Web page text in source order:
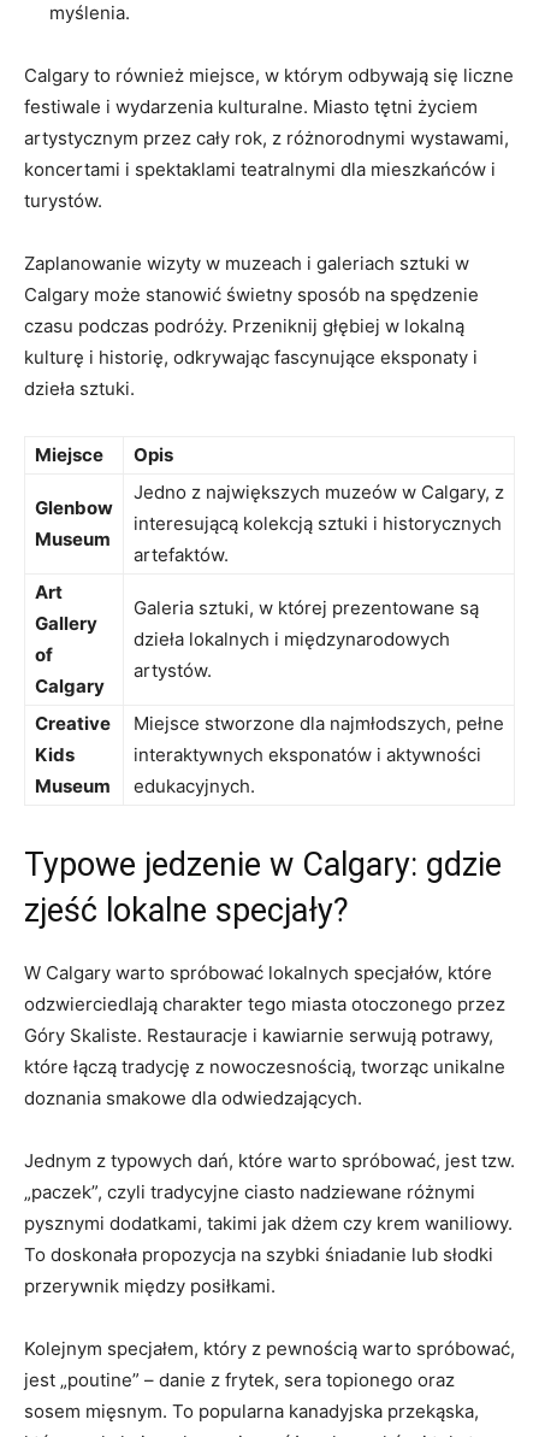
myślenia.
Calgary to również miejsce, w którym odbywają się liczne
festiwale i wydarzenia kulturalne. Miasto ⁤tętni​ życiem
artystycznym przez‍ cały rok, z różnorodnymi wystawami,
koncertami i spektaklami teatralnymi⁣ dla‍ mieszkańców i
turystów.
Zaplanowanie wizyty w muzeach i ‍galeriach sztuki ⁤w
Calgary może stanowić ​świetny sposób na ⁣spędzenie
czasu podczas ‌podróży. Przeniknij​ głębiej w lokalną
kulturę i historię, odkrywając fascynujące eksponaty i
dzieła ⁣sztuki.
Miejsce Opis
Glenbow
Museum
Jedno z największych muzeów⁤ w Calgary, z⁤
interesującą⁣ kolekcją sztuki i ‍historycznych
⁣artefaktów.
Art
Gallery
of
Calgary
Galeria sztuki, w której prezentowane są
dzieła lokalnych i międzynarodowych
artystów.
Creative
Kids
Museum
Miejsce stworzone‌ dla najmłodszych, pełne
interaktywnych ⁤eksponatów i​ aktywności
⁢edukacyjnych.
Typowe jedzenie w Calgary: gdzie
zjeść lokalne specjały?
W Calgary warto spróbować lokalnych ‌specjałów, ​które
odzwierciedlają ‌charakter tego miasta otoczonego przez
Góry Skaliste. Restauracje i⁤ kawiarnie serwują potrawy,
które łączą tradycję z nowoczesnością, tworząc unikalne
doznania smakowe dla odwiedzających.
Jednym z typowych dań, które warto spróbować, jest tzw.
„paczek”, czyli tradycyjne ​ciasto nadziewane różnymi
pysznymi dodatkami, takimi jak dżem ⁤czy krem waniliowy.‌
To doskonała propozycja na szybki śniadanie lub słodki
przerywnik między posiłkami.
Kolejnym specjałem,‌ który z pewnością warto spróbować,
jest „poutine” – danie z frytek, sera topionego ⁤oraz
sosem mięsnym. To popularna kanadyjska przekąska,